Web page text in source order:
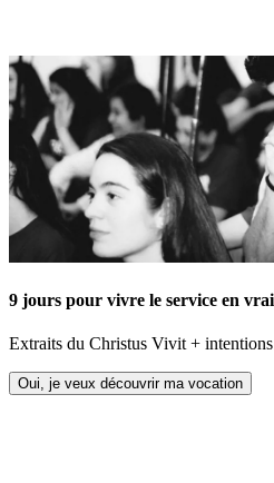
9 jours pour vivre le service en vrai
Extraits du Christus Vivit +
Oui, je veux découvrir ma vocation